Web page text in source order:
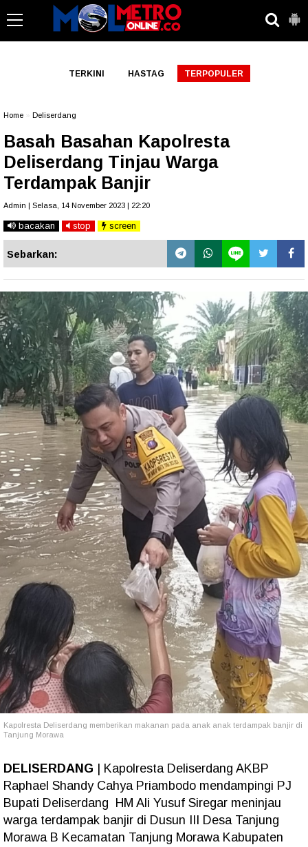
TERKINI HASTAG TERPOPULER
Home Deliserdang
Basah Basahan Kapolresta
Deliserdang Tinjau Warga
Terdampak Banjir
Admin | Selasa, 14 November 2023 | 22:20
bacakan stop screen
Sebarkan:
Kapolresta Deliserdang memberikan makanan pada anak anak terdampak banjir di
Tanjung Morawa
DELISERDANG | Kapolresta Deliserdang AKBP
Raphael Shandy Cahya Priambodo mendampingi PJ
Bupati Deliserdang HM Ali Yusuf Siregar meninjau
warga terdampak banjir di Dusun III Desa Tanjung
Morawa B Kecamatan Tanjung Morawa Kabupaten